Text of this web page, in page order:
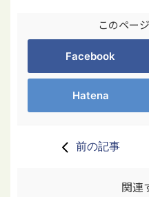
このペー
Facebook
Hatena
前の記事
関連